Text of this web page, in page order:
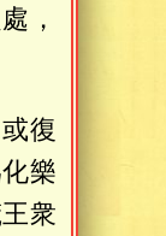
，
復
樂
衆